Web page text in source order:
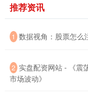
北证50
推荐资讯
1 数据视角：股票怎么
2 实盘配资网站 - 《震
市场波动》